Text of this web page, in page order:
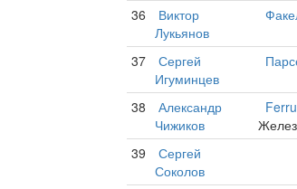
36
Виктор
Лукьянов
37
Сергей
Игуминцев
38
Александр
Чижиков
39
Сергей
Соколов